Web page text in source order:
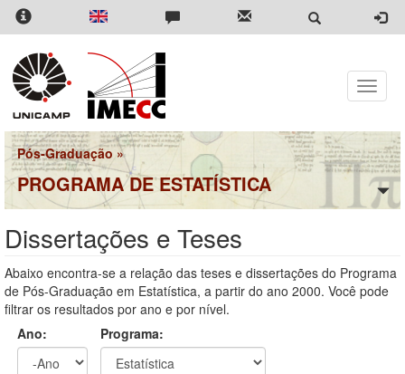
Pular
para
conteúdo
principal
Toggle
Pós-Graduação »
PROGRAMA DE ESTATÍSTICA
Dissertações e Teses
Abaixo encontra-se a relação das teses e dissertações do Programa
de Pós-Graduação em Estatística, a partir do ano 2000. Você pode
filtrar os resultados por ano e por nível.
Ano:
Programa: